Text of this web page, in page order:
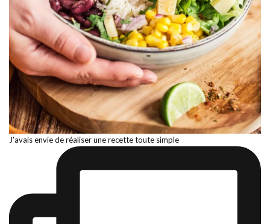
J'avais envie de réaliser une recette toute simple